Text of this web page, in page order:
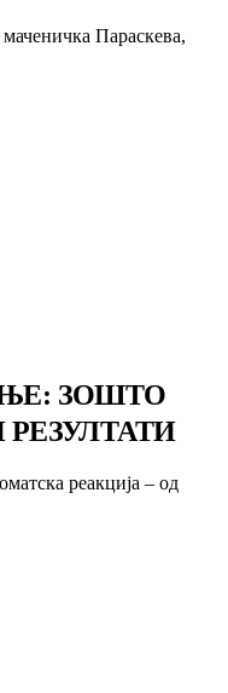
Параскева,
ЗОШТО
реакција – од